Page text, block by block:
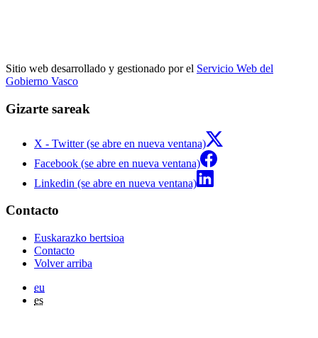
Sitio web desarrollado y gestionado por el Servicio Web del
Gobierno Vasco
Gizarte sareak
X - Twitter (se abre en nueva ventana)
Facebook (se abre en nueva ventana)
Linkedin (se abre en nueva ventana)
Contacto
Euskarazko bertsioa
Contacto
Volver arriba
eu
es